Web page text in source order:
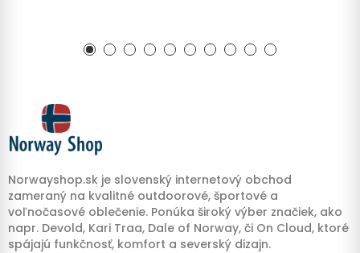
Norwayshop.sk je slovenský internetový obchod
zameraný na kvalitné outdoorové, športové a
voľnočasové oblečenie. Ponúka široký výber značiek, ako
napr. Devold, Kari Traa, Dale of Norway, či On Cloud, ktoré
spájajú funkčnosť, komfort a severský dizajn.